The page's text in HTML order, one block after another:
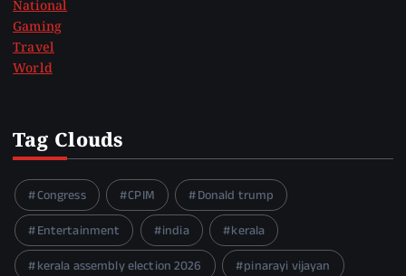
National
Gaming
Travel
World
Tag Clouds
Congress CPIM
Donald trump
Entertainment
india
kerala
kerala assembly election 2026
pinarayi vijayan